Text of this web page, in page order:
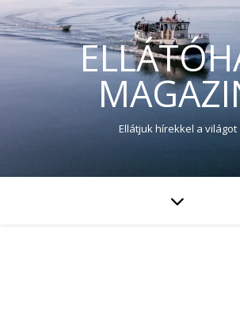
Ellátjuk hírekkel a világot